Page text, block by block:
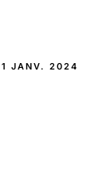
1 JANV. 2024